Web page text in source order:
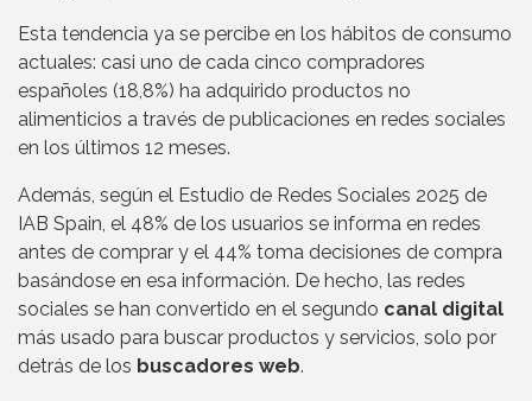
Esta tendencia ya se percibe en los hábitos de consumo
actuales: casi uno de cada cinco compradores
españoles (18,8%) ha adquirido productos no
alimenticios a través de publicaciones en redes sociales
en los últimos 12 meses.
Además, según el Estudio de Redes Sociales 2025 de
IAB Spain, el 48% de los usuarios se informa en redes
antes de comprar y el 44% toma decisiones de compra
basándose en esa información. De hecho, las redes
sociales se han convertido en el segundo canal digital
más usado para buscar productos y servicios, solo por
detrás de los buscadores web.